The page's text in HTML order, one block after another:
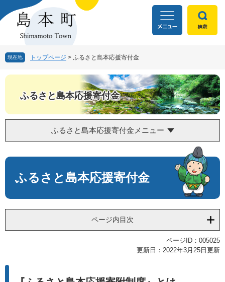
ー
す
ニ
し
文
へ
現在地 トップページ > ふるさと島本応援寄付金
ふるさと島本応援寄付金
ふるさと島本応援寄付金メニュー
文
ふるさと島本応援寄付金
ページ内目次
ページID：005025
更新日：2022年3月25日更新